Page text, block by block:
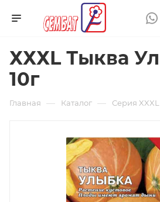
ХХХL Тыква
10г
Главная — Каталог — Серия XXXL